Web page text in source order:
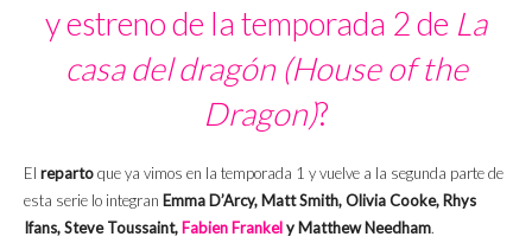
y estreno de la temporada 2 de La
casa del dragón (House of the
Dragon)?
El repartoque ya vimos en la temporada 1 y vuelve a la segunda parte de
esta serie lo integran Emma D’Arcy, Matt Smith, Olivia Cooke, Rhys
Ifans, Steve Toussaint, Fabien Frankely Matthew Needham.